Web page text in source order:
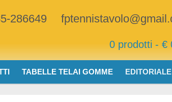
286649
0 prodotti - €
TABELLE TELAI GOMME EDITORIALE